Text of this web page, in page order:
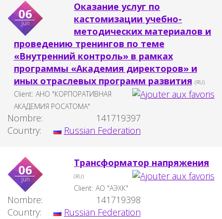
06
jun
Оказание услуг по
кастомизации учебно-
методических материалов и
проведению тренингов по теме
«Внутренний контроль» в рамках
программы «Академия директоров» и
иных отраслевых программ развития (RU)
Client: АНО "КОРПОРАТИВНАЯ
АКАДЕМИЯ РОСАТОМА"
Nombre:
141719397
Country:
Russian Federation
06
jun
Трансформатор напряжения
(RU)
Client: АО "АЭХК"
Nombre:
141719398
Country:
Russian Federation